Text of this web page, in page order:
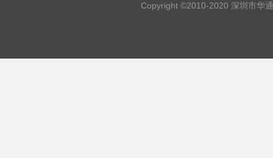
Copyright ©2010-2020 深圳市华